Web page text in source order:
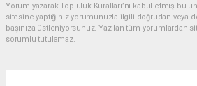
Yorum yazarak Topluluk Kuralları’nı kabul etmiş
sitesine yaptığınız yorumunuzla ilgili doğrudan veya
başınıza üstleniyorsunuz. Yazılan tüm yorumlardan
sorumlu tutulamaz.